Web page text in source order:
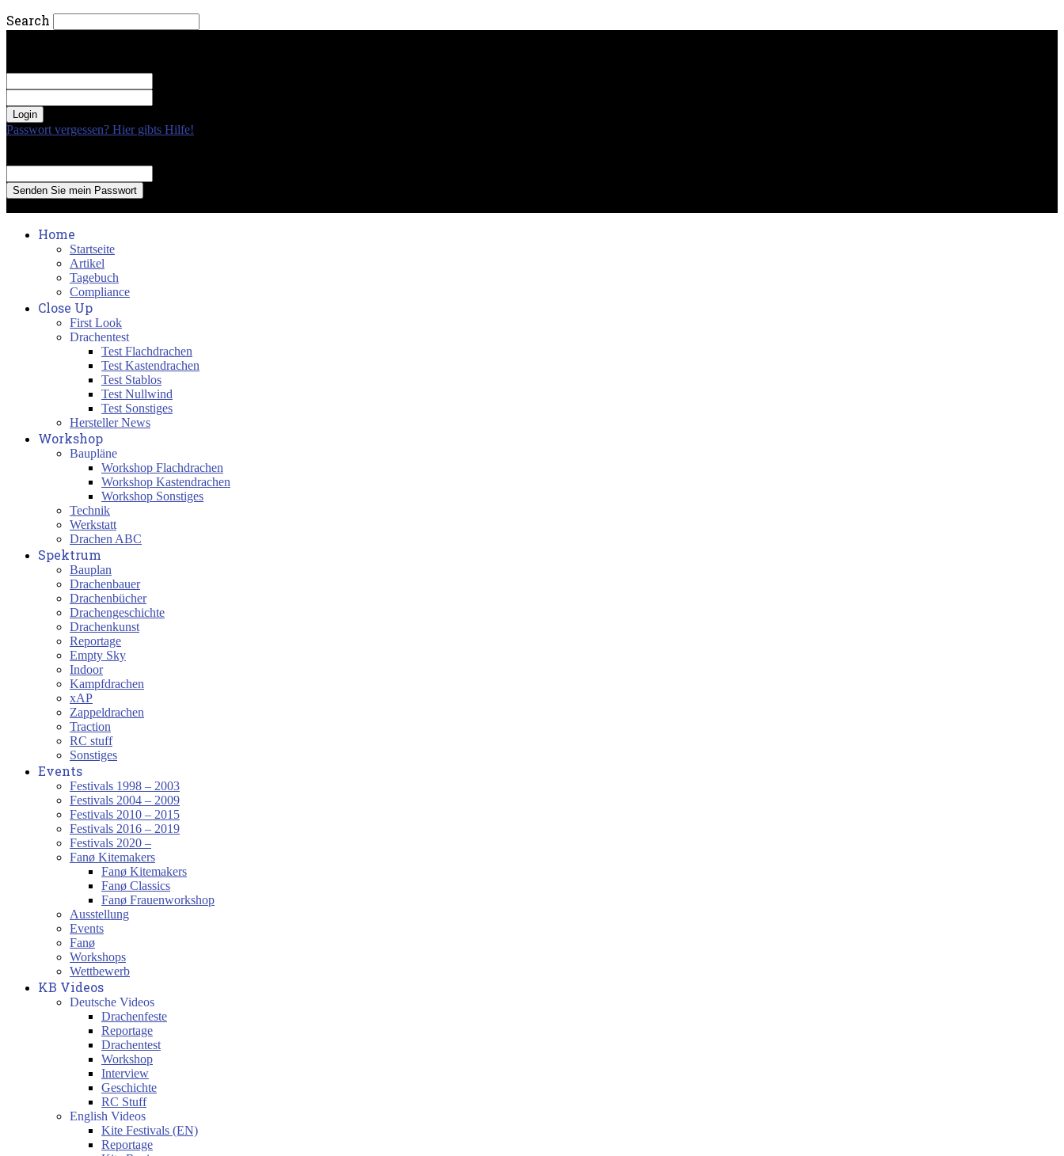
Search
Passwort vergessen? Hier gibts Hilfe!
Home
Startseite
Artikel
Tagebuch
Compliance
Close Up
First Look
Drachentest
Test Flachdrachen
Test Kastendrachen
Test Stablos
Test Nullwind
Test Sonstiges
Hersteller News
Workshop
Baupläne
Workshop Flachdrachen
Workshop Kastendrachen
Workshop Sonstiges
Technik
Werkstatt
Drachen ABC
Spektrum
Bauplan
Drachenbauer
Drachenbücher
Drachengeschichte
Drachenkunst
Reportage
Empty Sky
Indoor
Kampfdrachen
xAP
Zappeldrachen
Traction
RC stuff
Sonstiges
Events
Festivals 1998 – 2003
Festivals 2004 – 2009
Festivals 2010 – 2015
Festivals 2016 – 2019
Festivals 2020 –
Fanø Kitemakers
Fanø Kitemakers
Fanø Classics
Fanø Frauenworkshop
Ausstellung
Events
Fanø
Workshops
Wettbewerb
KB Videos
Deutsche Videos
Drachenfeste
Reportage
Drachentest
Workshop
Interview
Geschichte
RC Stuff
English Videos
Kite Festivals (EN)
Reportage